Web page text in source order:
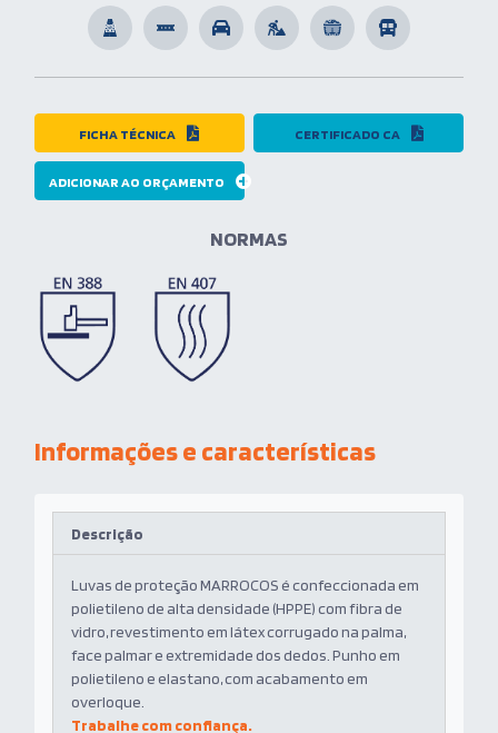
FICHA TÉCNICA CERTIFICADO CA
ADICIONAR AO ORÇAMENTO
NORMAS
Informações e características
Descrição
Luvas de proteção MARROCOS é confeccionada em
polietileno de alta densidade (HPPE) com fibra de
vidro, revestimento em látex corrugado na palma,
face palmar e extremidadedos dedos. Punho em
polietileno e elastano, com acabamento em
overloque.
Trabalhe com confiança.